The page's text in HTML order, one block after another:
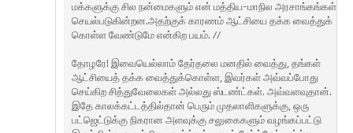
மக்களுக்கு சில நன்மைகளும் என் மத்திய-மாநில அரசாங்கங்கள்
செயல்படுகின்றன.அதற்குக் காரணம் ஆட்சியை தக்க வைத்துக்
கொள்ள வேண்டுமே என்கிற பயம். //
தோழரே! இவையெல்லாம் தேர்தலை மனதில் வைத்து, தங்கள்
ஆட்சியைத் தக்க வைத்துக்கொள்ள, இவர்கள் அவ்வப்போது
செய்கிற சித்துவேலைகள் அல்லது ஸ்டண்ட்கள். அவ்வளவுதான்.
இதே காலக்கட்டத்தில்தான் பெரும் முதலாளிகளுக்கு, ஒரு
பட்ஜெட்டுக்கு நிகரான அளவுக்கு சலுகைகளும் வழங்கப்பட்டு